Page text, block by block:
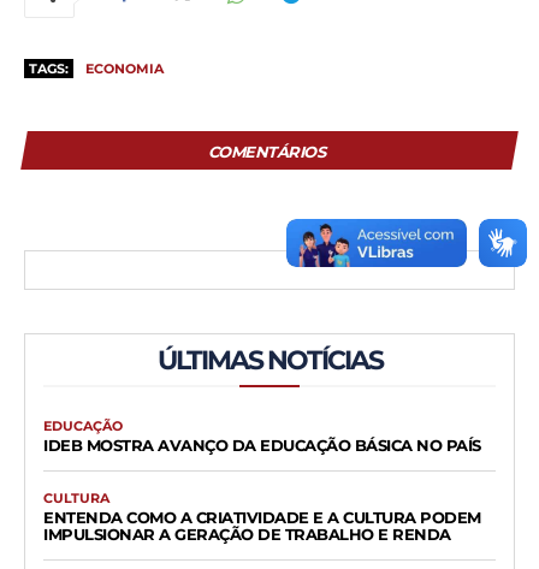
TAGS: ECONOMIA
COMENTÁRIOS
ÚLTIMAS NOTÍCIAS
EDUCAÇÃO
IDEB MOSTRA AVANÇO DA EDUCAÇÃO BÁSICA NO PAÍS
CULTURA
ENTENDA COMO A CRIATIVIDADE E A CULTURA PODEM
IMPULSIONAR A GERAÇÃO DE TRABALHO E RENDA